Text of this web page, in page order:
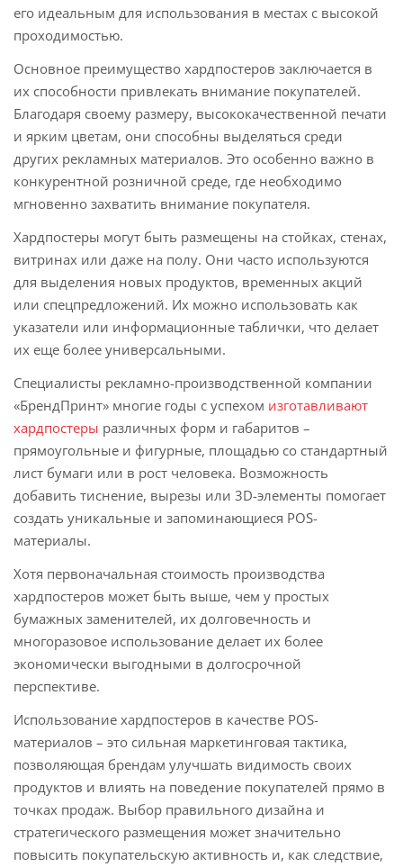
его идеальным для использования в местах с высокой
проходимостью.
Основное преимущество хардпостеров заключается в
их способности привлекать внимание покупателей.
Благодаря своему размеру, высококачественной печати
и ярким цветам, они способны выделяться среди
других рекламных материалов. Это особенно важно в
конкурентной розничной среде, где необходимо
мгновенно захватить внимание покупателя.
Хардпостеры могут быть размещены на стойках, стенах,
витринах или даже на полу. Они часто используются
для выделения новых продуктов, временных акций
или спецпредложений. Их можно использовать как
указатели или информационные таблички, что делает
их еще более универсальными.
Специалисты рекламно-производственной компании
«БрендПринт» многие годы с успехом изготавливают
хардпостеры различных форм и габаритов –
прямоугольные и фигурные, площадью со стандартный
лист бумаги или в рост человека. Возможность
добавить тиснение, вырезы или 3D-элементы помогает
создать уникальные и запоминающиеся POS-
материалы.
Хотя первоначальная стоимость производства
хардпостеров может быть выше, чем у простых
бумажных заменителей, их долговечность и
многоразовое использование делает их более
экономически выгодными в долгосрочной
перспективе.
Использование хардпостеров в качестве POS-
материалов – это сильная маркетинговая тактика,
позволяющая брендам улучшать видимость своих
продуктов и влиять на поведение покупателей прямо в
точках продаж. Выбор правильного дизайна и
стратегического размещения может значительно
повысить покупательскую активность и, как следствие,